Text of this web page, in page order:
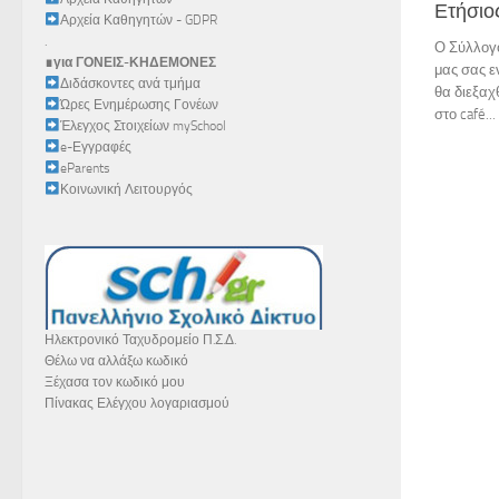
Ο
μας σας
θα
στο café...
Αρχεία Καθηγητών - GDPR
.
∎για ΓΟΝΕΙΣ-ΚΗΔΕΜΟΝΕΣ
Διδάσκοντες ανά τμήμα
Ώρες Ενημέρωσης Γονέων
Έλεγχος Στοιχείων mySchool
e-Εγγραφές
eParents
Κοινωνική Λειτουργός
Ηλεκτρονικό Ταχυδρομείο Π.Σ.Δ.
Θέλω να αλλάξω κωδικό
Ξέχασα τον κωδικό μου
Πίνακας Ελέγχου λογαριασμού